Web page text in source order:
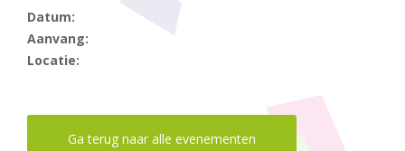
Datum:
Aanvang:
Locatie:
Ga terug naar alle evenementen